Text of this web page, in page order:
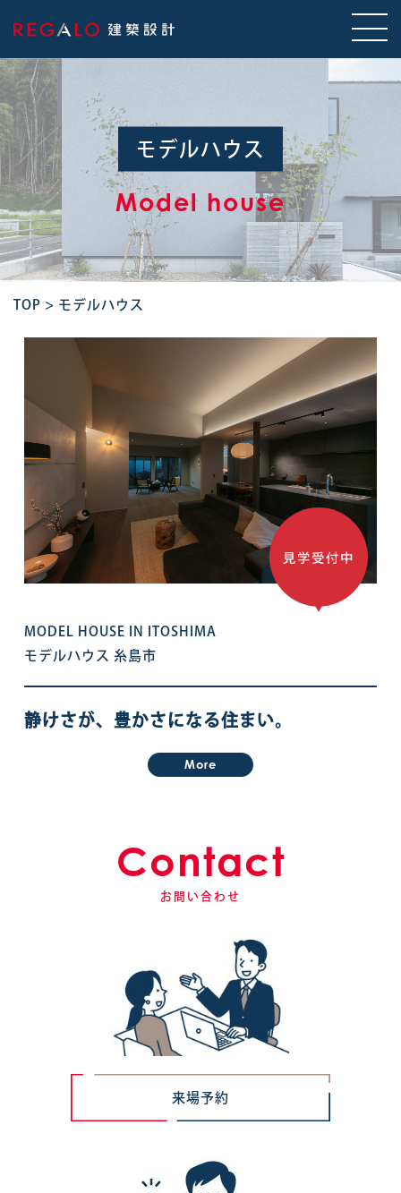
モデルハウス
Model house
TOP > モデルハウス
MODEL HOUSE IN ITOSHIMA
モデルハウス 糸島市
静けさが、豊かさになる住まい。
More
Contact
お問い合わせ
来場予約